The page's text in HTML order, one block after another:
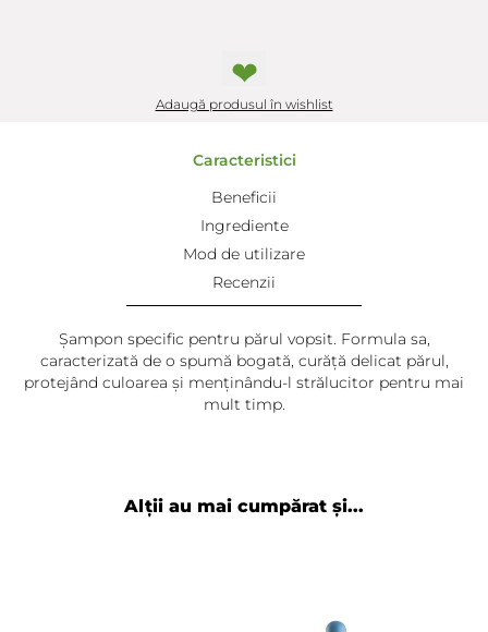
❤
Adaugă produsul în wishlist
Caracteristici
Beneficii
Ingrediente
Mod de utilizare
Recenzii
Șampon specific pentru părul vopsit. Formula sa,
caracterizată de o spumă bogată, curăță delicat părul,
protejând culoarea și menținându-l strălucitor pentru mai
mult timp.
strălucitoare pentru că îl folosesc.
Alții au mai cumpărat și...